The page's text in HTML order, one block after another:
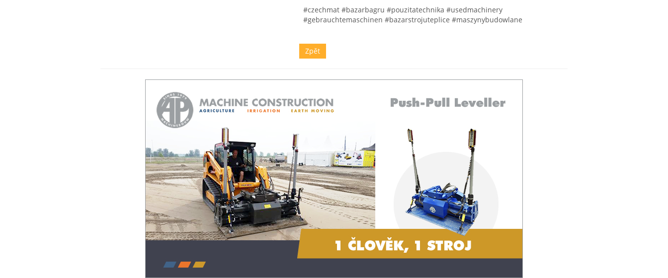
#czechmat #bazarbagru #pouzitatechnika #usedmachinery
#gebrauchtemaschinen #bazarstrojuteplice #maszynybudowlane
Zpět